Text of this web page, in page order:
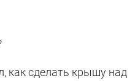
как сделать крышу над